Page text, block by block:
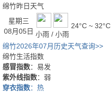
绵竹昨日天气
星期三
08月05日 小雨 / 小雨
24°C ~ 32°C
绵竹2026年07月历史天气查询>>
绵竹生活指数
感冒指数：易发
紫外线指数：弱
穿衣指数：热